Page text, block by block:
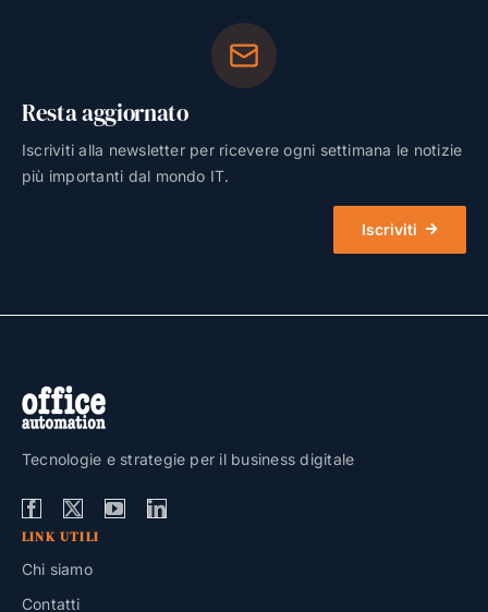
Resta aggiornato
Iscriviti alla newsletter per ricevere ogni settimana le notizie
più importanti dal mondo IT.
Iscriviti
Tecnologie e strategie per il business digitale
LINK UTILI
Chi siamo
Contatti